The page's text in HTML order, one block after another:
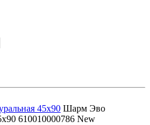
45x90 Шарм Эво
610010000786 New